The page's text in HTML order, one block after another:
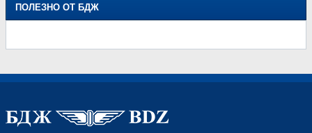
ПОЛЕЗНО ОТ БДЖ